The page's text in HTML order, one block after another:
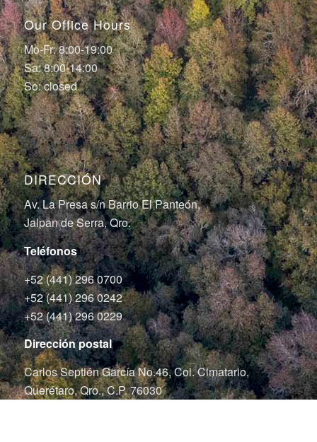
Our Office Hours
Mo-Fr: 8:00-19:00
Sa: 8:00-14:00
So: closed
DIRECCIÓN
Av. La Presa s/n Barrio El Panteón,
Jalpan de Serra, Qro.
Teléfonos
+52 (441) 296 0700
+52 (441) 296 0242
+52 (441) 296 0229
Dirección postal
Carlos Septién García No.46, Col. Cimatario,
Querétaro, Qro., C.P. 76030